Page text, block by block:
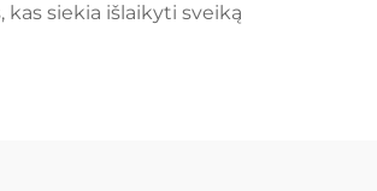
siekia išlaikyti sveiką